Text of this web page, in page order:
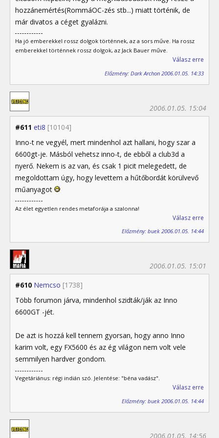
hozzánemértés(RommáOC-zés stb...) miatt történik, de
már divatos a céget gyalázni.
Ha jó emberekkel rossz dolgok történnek, az a sors műve. Ha rossz
emberekkel történnek rossz dolgok, az Jack Bauer műve.
Válasz erre
Előzmény: Dark Archon 2006.01.05. 14:33
#611 eti8 [10104]
2006.01.05. 15:04
Inno-t ne vegyél, mert mindenhol azt hallani, hogy szar a
6600gt-je. Másból vehetsz inno-t, de ebből a club3d a
nyerő. Nekem is az van, és csak 1 picit melegedett, de
megoldottam úgy, hogy levettem a hűtőbordát körülvevő
műanyagot
Az élet egyetlen rendes metaforája a szalonna!
Válasz erre
Előzmény: buek 2006.01.05. 14:44
#610 Nemcso [1738]
2006.01.05. 15:01
Több forumon járva, mindenhol szidták/ják az Inno
6600GT -jét.
De azt is hozzá kell tennem gyorsan, hogy anno Inno
karim volt, egy FX5600 és az ég világon nem volt vele
semmilyen hardver gondom.
Vegetáriánus: régi indián szó. Jelentése: "béna vadász".
Válasz erre
Előzmény: buek 2006.01.05. 14:44
2006.01.05. 14:56